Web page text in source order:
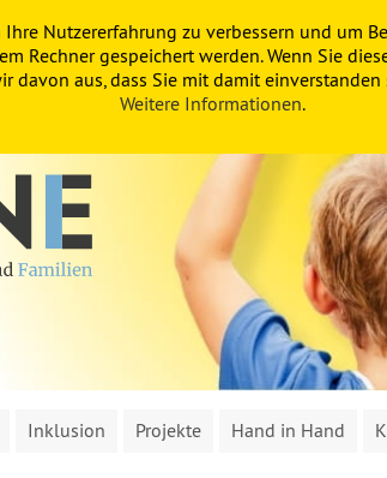
Inklusion Projekte Hand in Hand
Nutzererfahrung zu verbessern und um
Rechner gespeichert werden. Wenn Sie
davon aus, dass Sie mit damit
Weitere Informationen.